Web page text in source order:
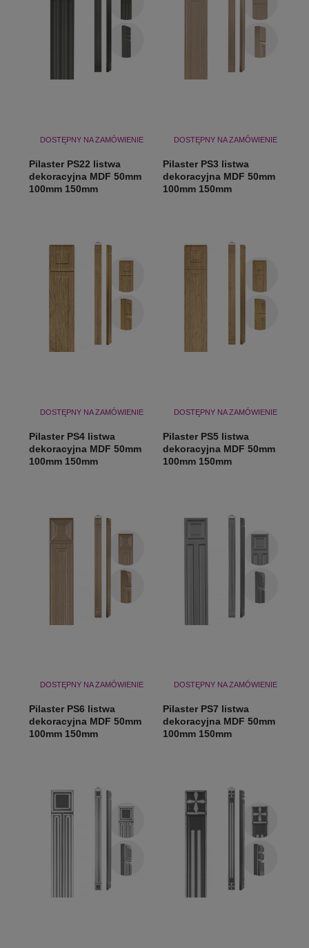
DOSTĘPNY NA ZAMÓWIENIE
Pilaster PS22 listwa
dekoracyjna MDF 50mm
100mm 150mm
DOSTĘPNY NA ZAMÓWIENIE
Pilaster PS3 listwa
dekoracyjna MDF 50mm
100mm 150mm
DOSTĘPNY NA ZAMÓWIENIE
Pilaster PS4 listwa
dekoracyjna MDF 50mm
100mm 150mm
DOSTĘPNY NA ZAMÓWIENIE
Pilaster PS5 listwa
dekoracyjna MDF 50mm
100mm 150mm
DOSTĘPNY NA ZAMÓWIENIE
Pilaster PS6 listwa
dekoracyjna MDF 50mm
100mm 150mm
DOSTĘPNY NA ZAMÓWIENIE
Pilaster PS7 listwa
dekoracyjna MDF 50mm
100mm 150mm